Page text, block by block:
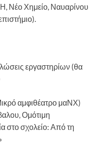
Νέο Χημείο, Ναυαρίνου
εργαστηρίων (θα
αμφιθέατρο μαΝΧ)
Ομότιμη
στο σχολείο: Από τη